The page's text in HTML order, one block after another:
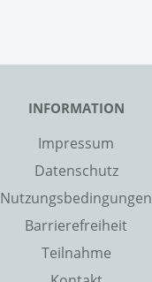
INFORMATION
Impressum
Datenschutz
Nutzungsbedingungen
Barrierefreiheit
Teilnahme